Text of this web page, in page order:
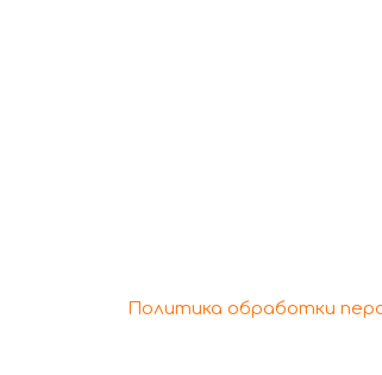
Политика обработки